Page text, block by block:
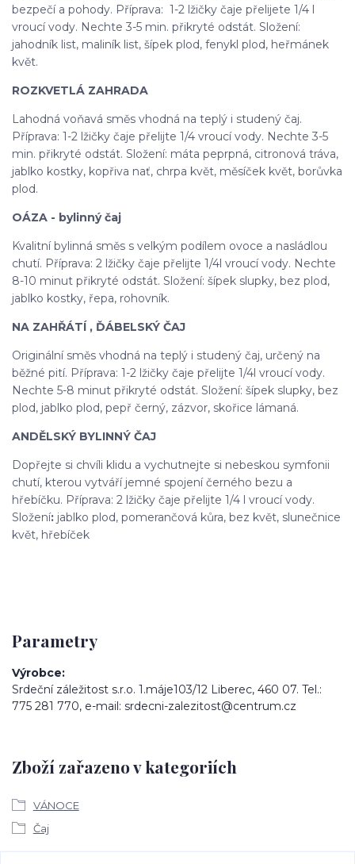
bezpečí a pohody. Příprava: 1-2 lžičky čaje přelijete 1/4 l
vroucí vody. Nechte 3-5 min. přikryté odstát. Složení:
jahodník list, maliník list, šípek plod, fenykl plod, heřmánek
květ.
ROZKVETLÁ ZAHRADA
Lahodná voňavá směs vhodná na teplý i studený čaj.
Příprava: 1-2 lžičky čaje přelijte 1/4 vroucí vody. Nechte 3-5
min. přikryté odstát. Složení: máta peprpná, citronová tráva,
jablko kostky, kopřiva nať, chrpa květ, měsíček květ, borůvka
plod.
OÁZA - bylinný čaj
Kvalitní bylinná směs s velkým podílem ovoce a nasládlou
chutí. Příprava: 2 lžičky čaje přelijte 1/4l vroucí vody. Nechte
8-10 minut přikryté odstát. Složení: šípek slupky, bez plod,
jablko kostky, řepa, rohovník.
NA ZAHŘÁTÍ , ĎÁBELSKÝ ČAJ
Originální směs vhodná na teplý i studený čaj, určený na
běžné pití. Příprava: 1-2 lžičky čaje přelijte 1/4l vroucí vody.
Nechte 5-8 minut přikryté odstát. Složení: šípek slupky, bez
plod, jablko plod, pepř černý, zázvor, skořice lámaná.
ANDĚLSKÝ BYLINNÝ ČAJ
Dopřejte si chvíli klidu a vychutnejte si nebeskou symfonii
chutí, kterou vytváří jemné spojení černého bezu a
hřebíčku. Příprava: 2 lžičky čaje přelijte 1/4 l vroucí vody.
Složení: jablko plod, pomerančová kůra, bez květ, slunečnice
květ, hřebíček
Parametry
Výrobce
Srdeční záležitost s.r.o. 1.máje103/12 Liberec, 460 07. Tel.:
775 281 770, e-mail: srdecni-zalezitost@centrum.cz
Zboží zařazeno v kategoriích
VÁNOCE
Čaj